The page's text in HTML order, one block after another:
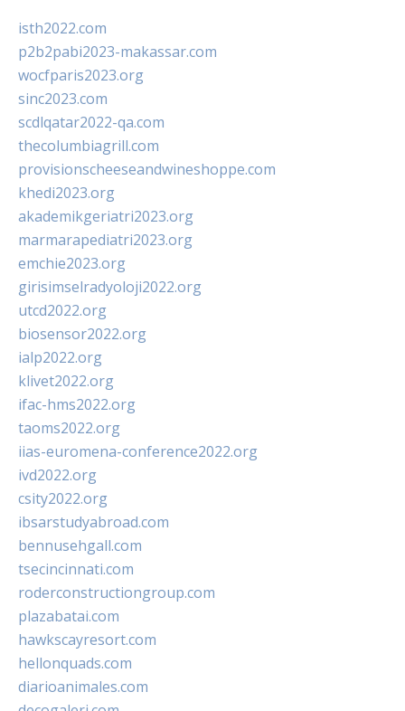
isth2022.com
p2b2pabi2023-makassar.com
wocfparis2023.org
sinc2023.com
scdlqatar2022-qa.com
thecolumbiagrill.com
provisionscheeseandwineshoppe.com
khedi2023.org
akademikgeriatri2023.org
marmarapediatri2023.org
emchie2023.org
girisimselradyoloji2022.org
utcd2022.org
biosensor2022.org
ialp2022.org
klivet2022.org
ifac-hms2022.org
taoms2022.org
iias-euromena-conference2022.org
ivd2022.org
csity2022.org
ibsarstudyabroad.com
bennusehgall.com
tsecincinnati.com
roderconstructiongroup.com
plazabatai.com
hawkscayresort.com
hellonquads.com
diarioanimales.com